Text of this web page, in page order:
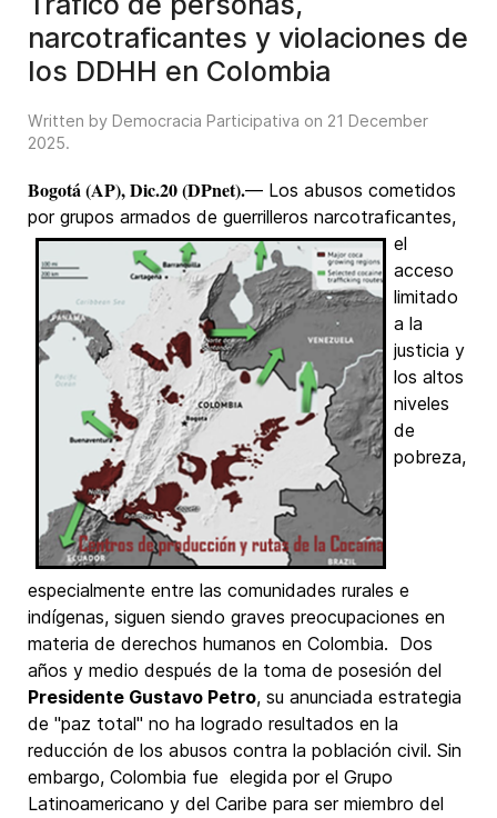
narcotraficantes y violaciones de
los DDHH en Colombia
Written by Democracia Participativa on 21 December
2025.
Bogotá (AP), Dic.20 (DPnet).— Los abusos cometidos
por grupos armados de guerrilleros narcotraficantes,
el
acceso
limitado
a la
justicia y
los altos
niveles
de
pobreza,
especialmente entre las comunidades rurales e
indígenas, siguen siendo graves preocupaciones en
materia de derechos humanos en Colombia. Dos
años y medio después de la toma de posesión del
Presidente Gustavo Petro, su anunciada estrategia
de "paz total" no ha logrado resultados en la
reducción de los abusos contra la población civil. Sin
embargo, Colombia fue elegida por el Grupo
Latinoamericano y del Caribe para ser miembro del